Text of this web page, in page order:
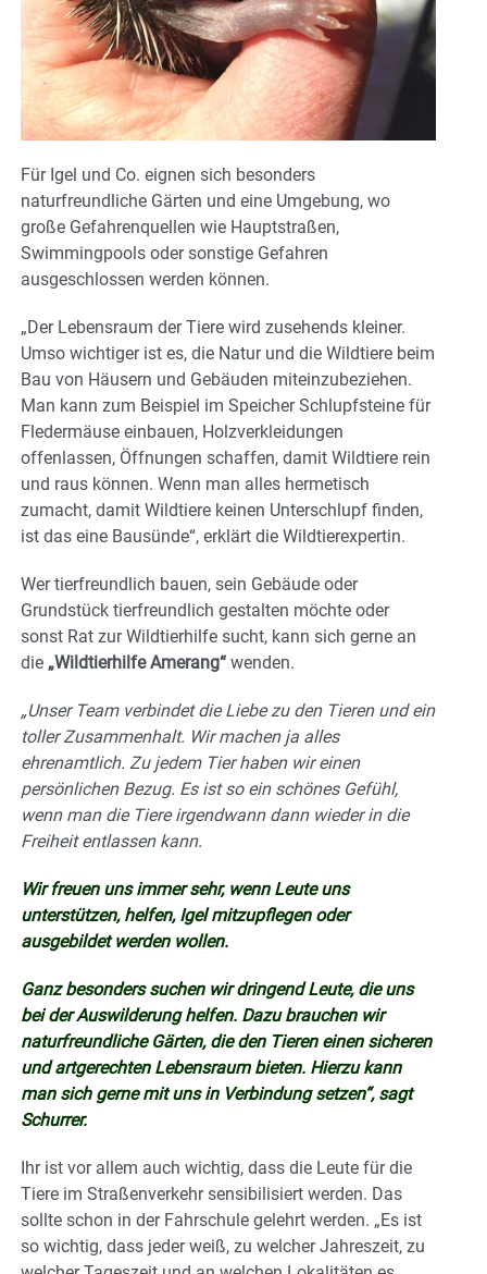
Für Igel und Co. eignen sich besonders
naturfreundliche Gärten und eine Umgebung, wo
große Gefahrenquellen wie Hauptstraßen,
Swimmingpools oder sonstige Gefahren
ausgeschlossen werden können.
„Der Lebensraum der Tiere wird zusehends kleiner.
Umso wichtiger ist es, die Natur und die Wildtiere beim
Bau von Häusern und Gebäuden miteinzubeziehen.
Man kann zum Beispiel im Speicher Schlupfsteine für
Fledermäuse einbauen, Holzverkleidungen
offenlassen, Öffnungen schaffen, damit Wildtiere rein
und raus können. Wenn man alles hermetisch
zumacht, damit Wildtiere keinen Unterschlupf finden,
ist das eine Bausünde“, erklärt die Wildtierexpertin.
Wer tierfreundlich bauen, sein Gebäude oder
Grundstück tierfreundlich gestalten möchte oder
sonst Rat zur Wildtierhilfe sucht, kann sich gerne an
die „Wildtierhilfe Amerang“ wenden.
„Unser Team verbindet die Liebe zu den Tieren und ein
toller Zusammenhalt. Wir machen ja alles
ehrenamtlich. Zu jedem Tier haben wir einen
persönlichen Bezug. Es ist so ein schönes Gefühl,
wenn man die Tiere irgendwann dann wieder in die
Freiheit entlassen kann.
Wir freuen uns immer sehr, wenn Leute uns
unterstützen, helfen, Igel mitzupflegen oder
ausgebildet werden wollen.
Ganz besonders suchen wir dringend Leute, die uns
bei der Auswilderung helfen. Dazu brauchen wir
naturfreundliche Gärten, die den Tieren einen sicheren
und artgerechten Lebensraum bieten. Hierzu kann
man sich gerne mit uns in Verbindung setzen“, sagt
Schurrer.
Ihr ist vor allem auch wichtig, dass die Leute für die
Tiere im Straßenverkehr sensibilisiert werden. Das
sollte schon in der Fahrschule gelehrt werden. „Es ist
so wichtig, dass jeder weiß, zu welcher Jahreszeit, zu